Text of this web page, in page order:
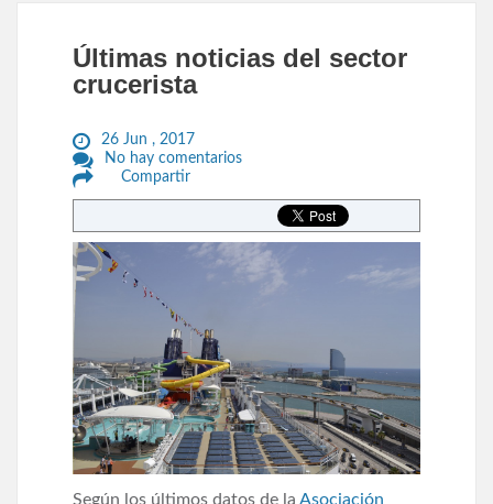
Últimas noticias del sector
crucerista
26 Jun , 2017
No hay comentarios
Compartir
Según los últimos datos de la Asociación